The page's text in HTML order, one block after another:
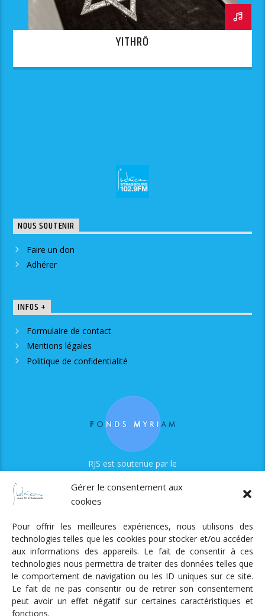
Gérer le consentement aux
cookies
Pour offrir les meilleures expériences, nous utilisons des
technologies telles que les cookies pour stocker et/ou accéder
aux informations des appareils. Le fait de consentir à ces
technologies nous permettra de traiter des données telles que
le comportement de navigation ou les ID uniques sur ce site.
Le fait de ne pas consentir ou de retirer son consentement
peut avoir un effet négatif sur certaines caractéristiques et
fonctions.
YITHRÔ
NOUS SOUTENIR
Faire un don
Adhérer
INFOS +
Formulaire de contact
Mentions légales
Politique de confidentialité
RJS est soutenue par le
Radio Judaica Strasbourg
Tous droits réservés
RADIO JUDAÏCA
ÉMISSIONS ET GRILLE DES PROGRAMMES